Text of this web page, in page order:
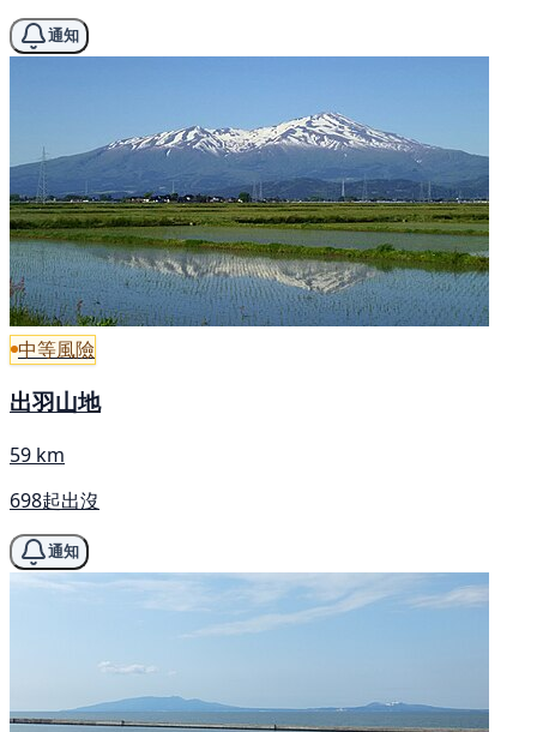
通知
中等風險
出羽山地
59 km
698起出沒
通知